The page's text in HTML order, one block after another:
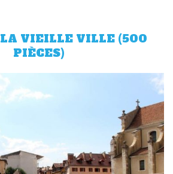
VIEILLE VILLE (500
PIÈCES)